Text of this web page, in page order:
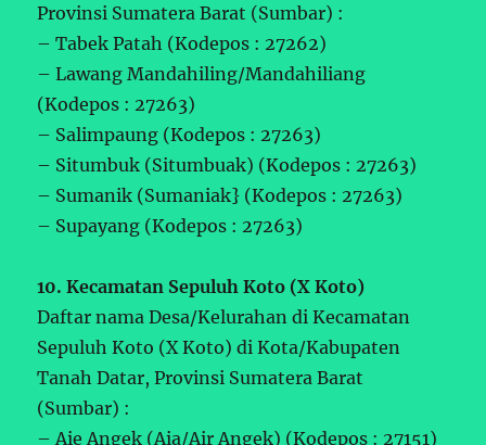
Provinsi Sumatera Barat (Sumbar) :
– Tabek Patah (Kodepos : 27262)
– Lawang Mandahiling/Mandahiliang
(Kodepos : 27263)
– Salimpaung (Kodepos : 27263)
– Situmbuk (Situmbuak) (Kodepos : 27263)
– Sumanik (Sumaniak} (Kodepos : 27263)
– Supayang (Kodepos : 27263)
10. Kecamatan Sepuluh Koto (X Koto)
Daftar nama Desa/Kelurahan di Kecamatan
Sepuluh Koto (X Koto) di Kota/Kabupaten
Tanah Datar, Provinsi Sumatera Barat
(Sumbar) :
– Aie Angek (Aia/Air Angek) (Kodepos : 27151)